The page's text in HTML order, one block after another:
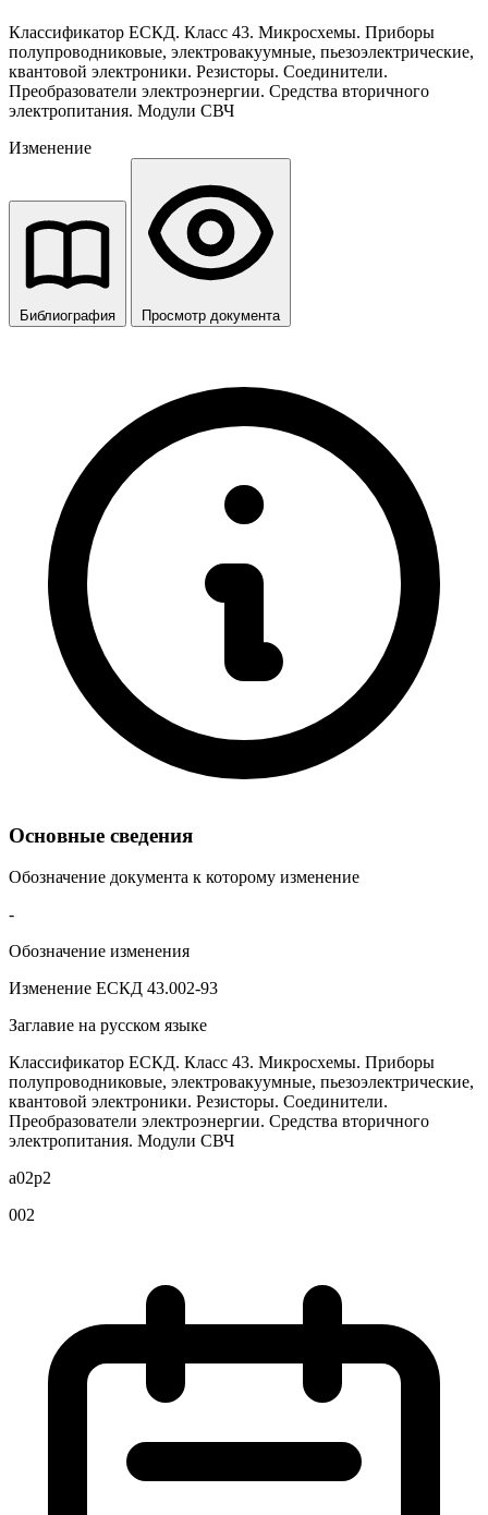
Классификатор ЕСКД. Класс 43. Микросхемы. Приборы
полупроводниковые, электровакуумные, пьезоэлектрические,
квантовой электроники. Резисторы. Соединители.
Преобразователи электроэнергии. Средства вторичного
электропитания. Модули СВЧ
Изменение
Библиография Просмотр документа
Основные сведения
Обозначение документа к которому изменение
-
Обозначение изменения
Изменение ЕСКД 43.002-93
Заглавие на русском языке
Классификатор ЕСКД. Класс 43. Микросхемы. Приборы
полупроводниковые, электровакуумные, пьезоэлектрические,
квантовой электроники. Резисторы. Соединители.
Преобразователи электроэнергии. Средства вторичного
электропитания. Модули СВЧ
a02p2
002